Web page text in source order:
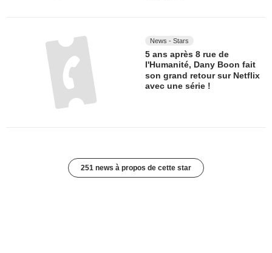
News - Stars
5 ans après 8 rue de
l'Humanité, Dany Boon fait
son grand retour sur Netflix
avec une série !
251 news à propos de cette star